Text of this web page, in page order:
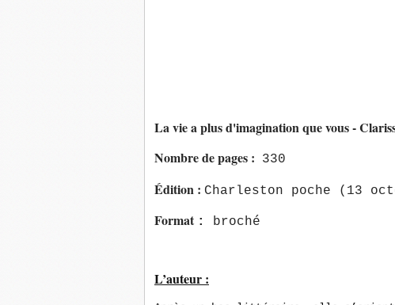
La vie a plus d'imagination que vous -
Nombre de pages :
330
Édition : Charleston poche (13
Format : broché
L’auteur :